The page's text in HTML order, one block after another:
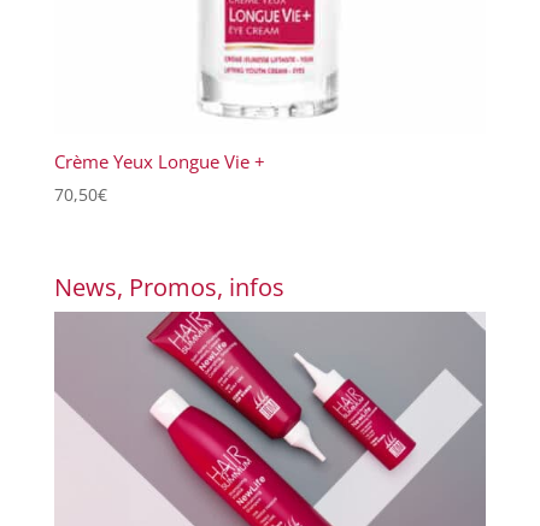
Crème Yeux Longue Vie +
70,50€
News, Promos, infos